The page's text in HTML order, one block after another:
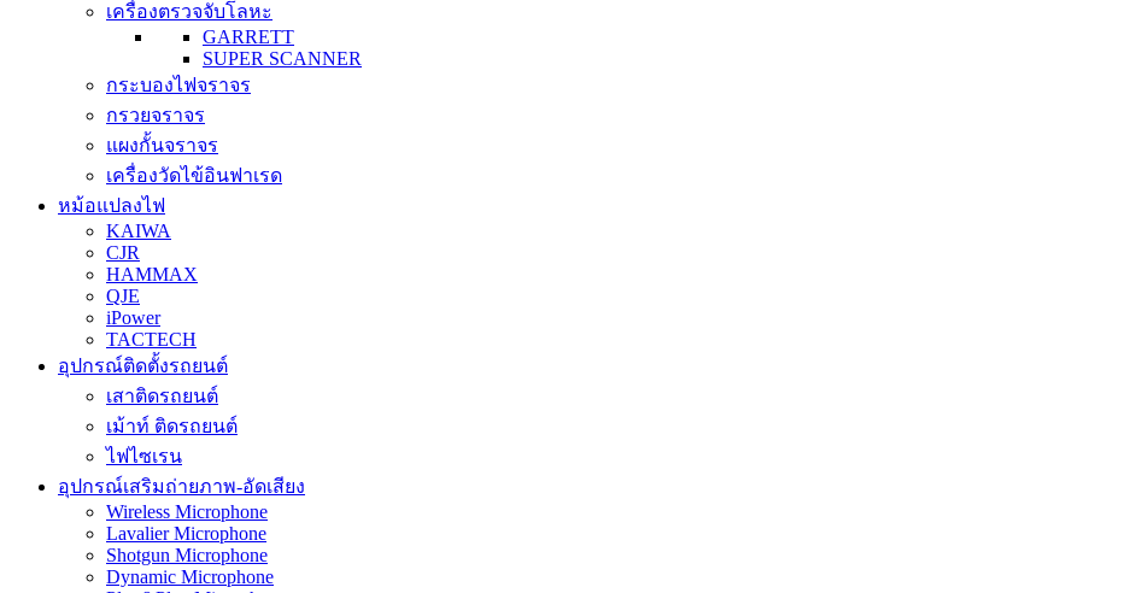
เครื่องตรวจจับโลหะ
GARRETT
SUPER SCANNER
กระบองไฟจราจร
กรวยจราจร
แผงกั้นจราจร
เครื่องวัดไข้อินฟาเรด
หม้อแปลงไฟ
KAIWA
CJR
HAMMAX
QJE
iPower
TACTECH
อุปกรณ์ติดตั้งรถยนต์
เสาติดรถยนต์
เม้าท์ ติดรถยนต์
ไฟไซเรน
อุปกรณ์เสริมถ่ายภาพ-อัดเสียง
Wireless Microphone
Lavalier Microphone
Shotgun Microphone
Dynamic Microphone